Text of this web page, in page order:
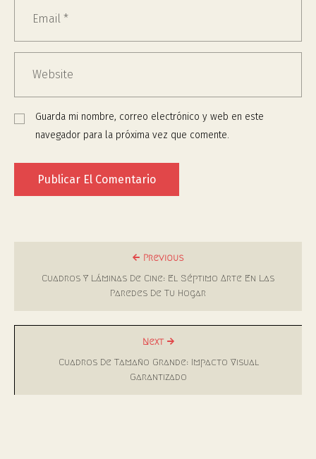
Guarda mi nombre, correo electrónico y web en este
navegador para la próxima vez que comente.
Previous
Cuadros Y Láminas De Cine: El Séptimo Arte En Las
Paredes De Tu Hogar
Next
Cuadros De Tamaño Grande: Impacto Visual
Garantizado